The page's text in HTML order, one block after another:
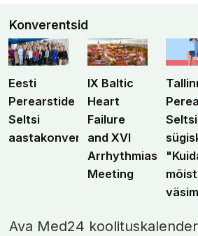
Konverentsid
Eesti
Perearstide
Seltsi
aastakonverents
IX Baltic
Heart
Failure
and XVI
Arrhythmias
Meeting
Seltsi
Ava Med24